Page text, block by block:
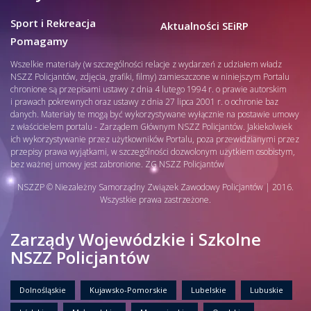
Sport i Rekreacja
Pomagamy
Aktualności SEiRP
Wszelkie materiały (w szczególności relacje z wydarzeń z udziałem władz
NSZZ Policjantów, zdjęcia, grafiki, filmy) zamieszczone w niniejszym Portalu
chronione są przepisami ustawy z dnia 4 lutego 1994 r. o prawie autorskim
i prawach pokrewnych oraz ustawy z dnia 27 lipca 2001 r. o ochronie baz
danych. Materiały te mogą być wykorzystywane wyłącznie na postawie umowy
z właścicielem portalu - Zarządem Głównym NSZZ Policjantów. Jakiekolwiek
ich wykorzystywanie przez użytkowników Portalu, poza przewidzianymi przez
przepisy prawa wyjątkami, w szczególności dozwolonym użytkiem osobistym,
bez ważnej umowy jest zabronione. ZG NSZZ Policjantów
NSZZP © Niezależny Samorządny Związek Zawodowy Policjantów | 2016.
Wszystkie prawa zastrzeżone.
Zarządy Wojewódzkie i Szkolne
NSZZ Policjantów
Dolnośląskie Kujawsko-Pomorskie Lubelskie Lubuskie